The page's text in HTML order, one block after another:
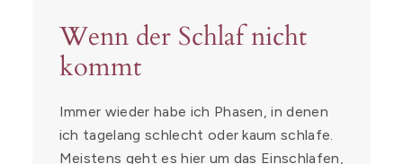
Wenn der Schlaf nicht
kommt
Immer wieder habe ich Phasen, in denen
ich tagelang schlecht oder kaum schlafe.
Meistens geht es hier um das Einschlafen,